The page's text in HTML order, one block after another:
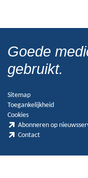
Goede
gebruikt.
Sitemap
Toegankelijkheid
Cookies
Abonneren op
Contact